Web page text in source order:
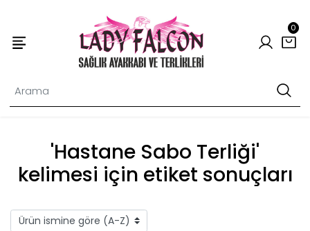
0
'Hastane Sabo Terliği'
kelimesi için etiket sonuçları